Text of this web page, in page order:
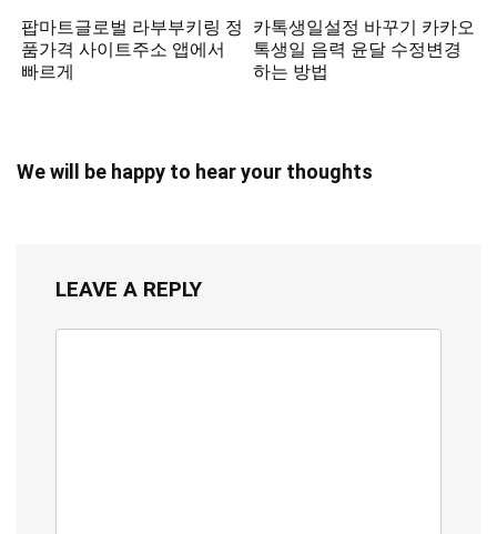
팝마트글로벌 라부부키링 정
품가격 사이트주소 앱에서
빠르게
카톡생일설정 바꾸기 카카오
톡생일 음력 윤달 수정변경
하는 방법
We will be happy to hear your thoughts
LEAVE A REPLY